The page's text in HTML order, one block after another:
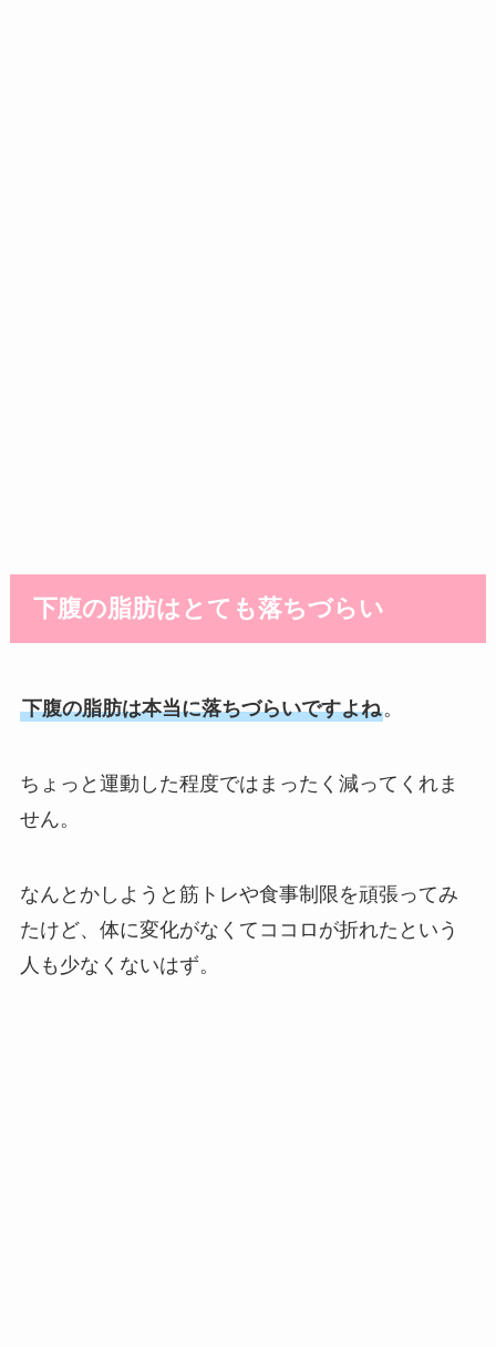
下腹の脂肪はとても落ちづらい
下腹の脂肪は本当に落ちづらいですよね。
ちょっと運動した程度ではまったく減ってくれま
せん。
なんとかしようと筋トレや食事制限を頑張ってみ
たけど、体に変化がなくてココロが折れたという
人も少なくないはず。